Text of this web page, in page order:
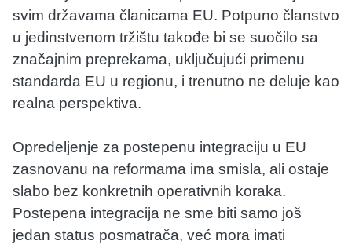
svim državama članicama EU. Potpuno članstvo
u jedinstvenom tržištu takođe bi se suočilo sa
značajnim preprekama, uključujući primenu
standarda EU u regionu, i trenutno ne deluje kao
realna perspektiva.
Opredeljenje za postepenu integraciju u EU
zasnovanu na reformama ima smisla, ali ostaje
slabo bez konkretnih operativnih koraka.
Postepena integracija ne sme biti samo još
jedan status posmatrača, već mora imati